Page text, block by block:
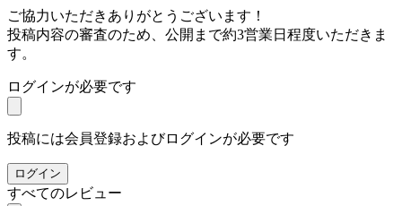
ご協力いただきありがとうございます！
投稿内容の審査のため、公開まで約3営業日程度いただきま
す。
ログインが必要です
投稿には会員登録およびログインが必要です
ログイン
すべてのレビュー